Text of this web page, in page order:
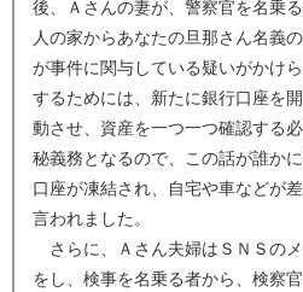
後、Ａさんの妻が、警察官を名乗
人の家からあなたの旦那さん名義
が事件に関与している疑いがかけ
するためには、新たに銀行口座を
動させ、資産を一つ一つ確認する
秘義務となるので、この話が誰か
口座が凍結され、自宅や車などが
言われました。
さらに、Ａさん夫婦はＳＮＳの
をし、検事を名乗る者から、検察